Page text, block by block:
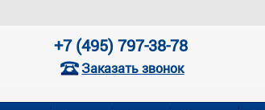
+7 (495) 797-38-78
Заказать звонок